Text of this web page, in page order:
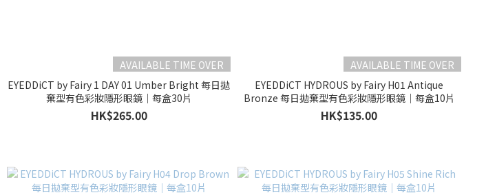
AVAILABLE TIME OVER
EYEDDiCT by Fairy 1 DAY 01 Umber Bright 每日拋
棄型有色彩妝隱形眼鏡｜每盒30片
HK$265.00
AVAILABLE TIME OVER
EYEDDiCT HYDROUS by Fairy H01 Antique
Bronze 每日拋棄型有色彩妝隱形眼鏡｜每盒10片
HK$135.00